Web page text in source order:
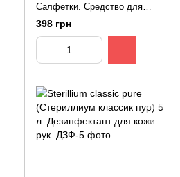
Салфетки. Средство для
мгновенной дезинфекции
поверхностей и инструментов.
398 грн